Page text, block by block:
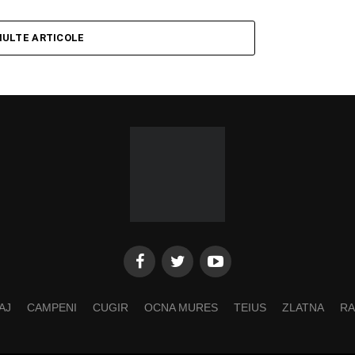
ARTICOLE
CAMPENI CUGIR OCNA MURES TEIUS ZLATNA